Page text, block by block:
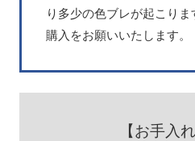
り多少の色ブレが起こり
購入をお願いいたします。
【お手入